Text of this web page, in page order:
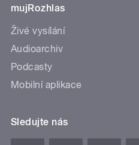
mujRozhlas
Živé vysílání
Audioarchiv
Podcasty
Mobilní aplikace
Sledujte nás